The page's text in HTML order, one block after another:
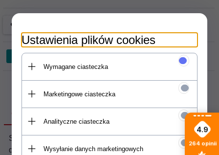
OPIS PRODUKTU
SaszetkaDakine Hip Pack (geyser grey) to idealny
dodatek do ubioru, który sprawdzi się podczas jazdy na
Ustawienia plików cookies
Wymagane ciasteczka
Marketingowe ciasteczka
Analityczne ciasteczka
Wysyłanie danych marketingowych
4.9
264 opinii